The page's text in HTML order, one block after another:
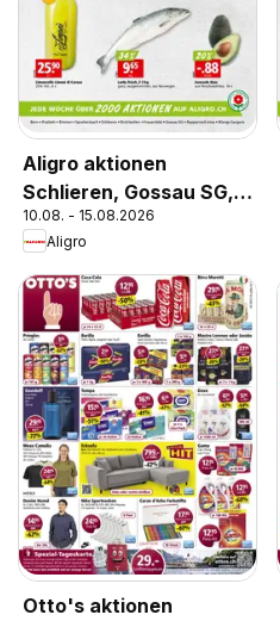
Aligro aktionen
Schlieren, Gossau SG,
Frauenfeld, Rapperswil-
Jona, Sargans, Bern
10.08. - 15.08.2026
Aligro
Otto's aktionen